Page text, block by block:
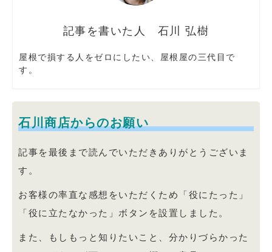
石川 弘樹
屋根で損する人をゼロにしたい、屋根屋の三代目で
す。
石川商店からのお願い
記事を最後まで読んでいただきありがとうございま
す。
お客様の率直な感想をいただくため「役にたった」
「役に立たなかった」ボタンを設置しました。
また、もしもっと知りたいこと、分かりづらかった